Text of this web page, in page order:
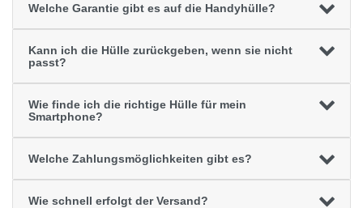
Welche Garantie gibt es auf die Handyhülle?
Kann ich die Hülle zurückgeben, wenn sie nicht
passt?
Wie finde ich die richtige Hülle für mein
Smartphone?
Welche Zahlungsmöglichkeiten gibt es?
Wie schnell erfolgt der Versand?